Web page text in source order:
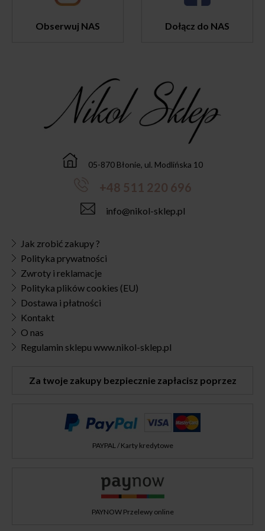
Obserwuj NAS Dołącz do NAS
05-870 Błonie, ul. Modlińska 10
+48 511 220 696
info@nikol-sklep.pl
Jak zrobić zakupy ?
Polityka prywatności
Zwroty i reklamacje
Polityka plików cookies (EU)
Dostawa i płatności
Kontakt
O nas
Regulamin sklepu www.nikol-sklep.pl
Za twoje zakupy bezpiecznie zapłacisz poprzez
PAYPAL / Karty kredytowe
PAYNOW Przelewy online